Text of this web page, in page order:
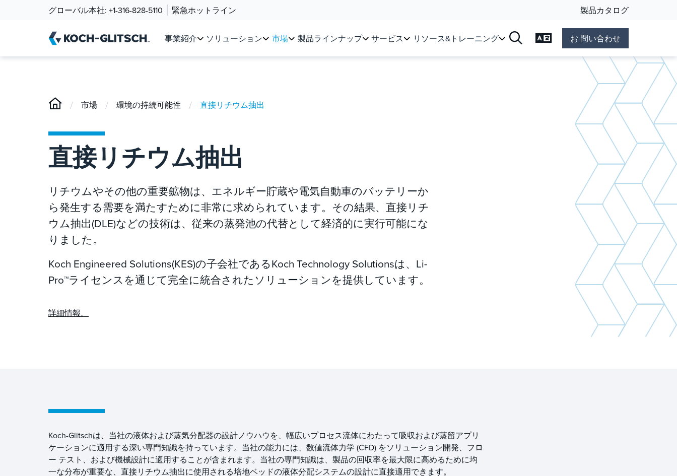
グローバル本社: +1-316-828-5110 緊急ホットライン 製品カタログ
事業紹介 ソリューション 市場 製品ラインナップ サービス リソース&トレーニング 言語の変更お 問い合わせ
/ 市場 / 環境の持続可能性 / 直接リチウム抽出
直接リチウム抽出
リチウムやその他の重要鉱物は、エネルギー貯蔵や電気自動車のバッテリーか
ら発生する需要を満たすために非常に求められています。その結果、直接リチ
ウム抽出(DLE)などの技術は、従来の蒸発池の代替として経済的に実行可能にな
りました。
Koch Engineered Solutions(KES)の子会社であるKoch Technology Solutionsは、Li-
Pro™ライセンスを通じて完全に統合されたソリューションを提供しています。
詳細情報。
Koch-Glitschは、当社の液体および蒸気分配器の設計ノウハウを、幅広いプロセス流体にわたって吸収および蒸留アプリ
ケーションに適用する深い専門知識を持っています。当社の能力には、数値流体力学 (CFD) をソリューション開発、フロ
ー テスト、および機械設計に適用することが含まれます。当社の専門知識は、製品の回収率を最大限に高めるために均
一な分布が重要な、直接リチウム抽出に使用される培地ベッドの液体分配システムの設計に直接適用できます。